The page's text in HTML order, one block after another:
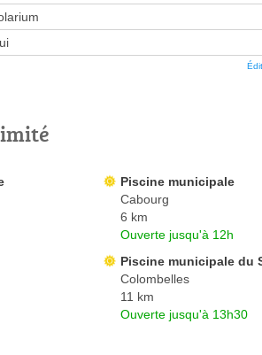
Piscine municipale
Cabourg
6 km
Ouverte jusqu'à 12h
Piscine municipale du
Colombelles
11 km
Ouverte jusqu'à 13h30